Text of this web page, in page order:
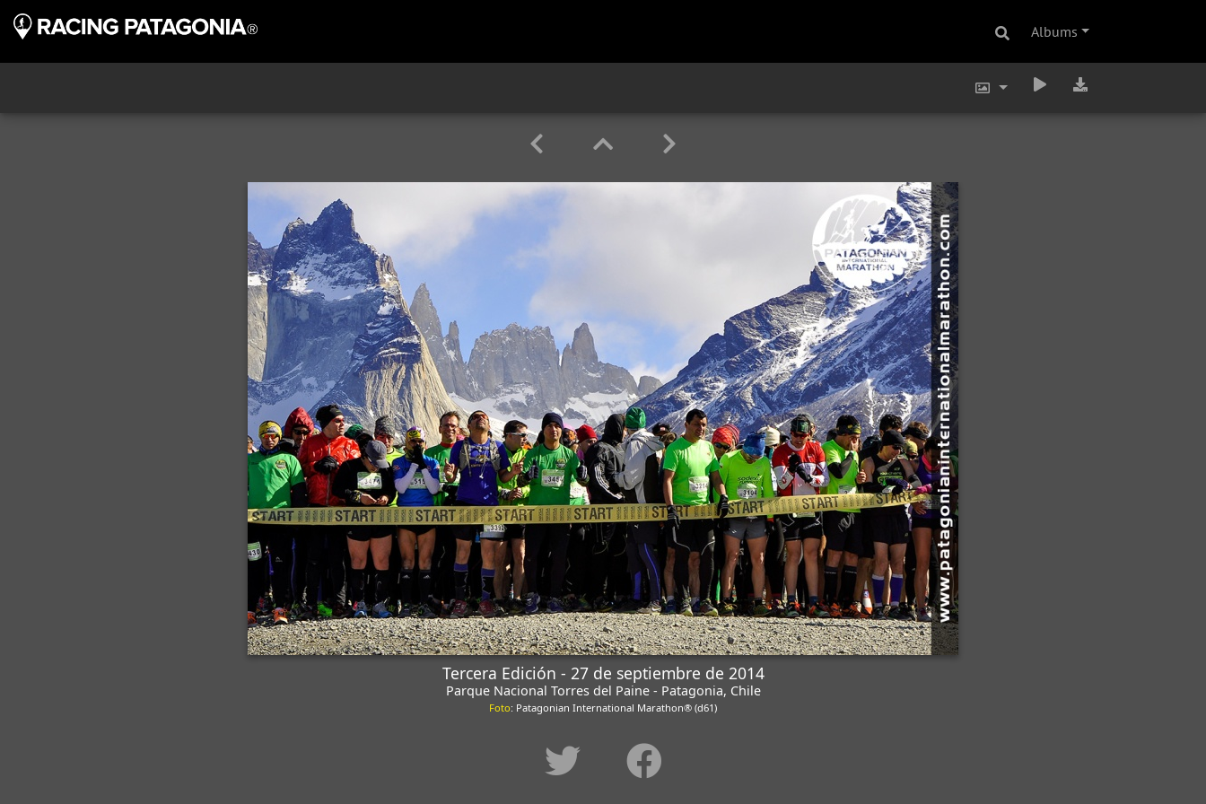
Albums
Tercera Edición - 27 de septiembre de 2014
Parque Nacional Torres del Paine - Patagonia, Chile
Foto: Patagonian International Marathon® (d61)